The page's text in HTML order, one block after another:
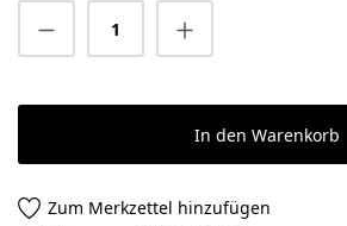
Produkt Anzahl: Gib den
In den Warenkorb
Zum Merkzettel hinzufügen